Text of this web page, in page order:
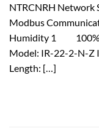
NTRCNRH Network
Modbus
Humidity 1 100%
Model: IR-22-2-N-Z
Length: […]